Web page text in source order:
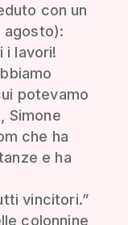
con un
agosto):
i lavori!
potevamo
Simone
che ha
e ha
vincitori.”
colonnine